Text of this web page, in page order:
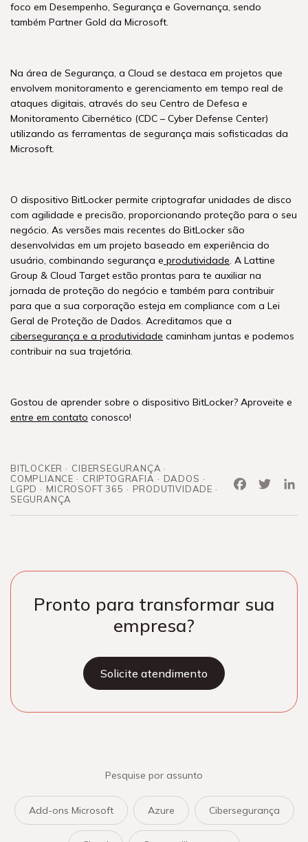
foco em Desempenho, Segurança e Governança, sendo
também Partner Gold da Microsoft.
Na área de Segurança, a Cloud se destaca em projetos que
envolvem monitoramento e gerenciamento em tempo real de
ataques digitais, através do seu Centro de Defesa e
Monitoramento Cibernético (CDC – Cyber Defense Center)
utilizando as ferramentas de segurança mais sofisticadas da
Microsoft.
O dispositivo BitLocker permite criptografar unidades de disco
com agilidade e precisão, proporcionando proteção para o seu
negócio. As versões mais recentes do BitLocker são
desenvolvidas em um projeto baseado em experiência do
usuário, combinando segurança e produtividade. A Lattine
Group & Cloud Target estão prontas para te auxiliar na
jornada de proteção do negócio e também para contribuir
para que a sua corporação esteja em compliance com a Lei
Geral de Proteção de Dados. Acreditamos que a
cibersegurança e a produtividade caminham juntas e podemos
contribuir na sua trajetória.
Gostou de aprender sobre o dispositivo BitLocker? Aproveite e
entre em contato conosco!
BITLOCKER
CIBERSEGURANÇA
COMPLIANCE
CRIPTOGRAFIA
DADOS
LGPD
MICROSOFT 365
PRODUTIVIDADE
SEGURANÇA
FacebookTwitter
Pronto para transformar sua
empresa?
Solicite atendimento
Pesquise por assunto
Add-ons Microsoft Azure Cibersegurança